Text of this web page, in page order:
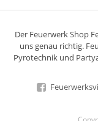
Der Feuerwerk Shop
uns genau richtig.
Pyrotechnikund